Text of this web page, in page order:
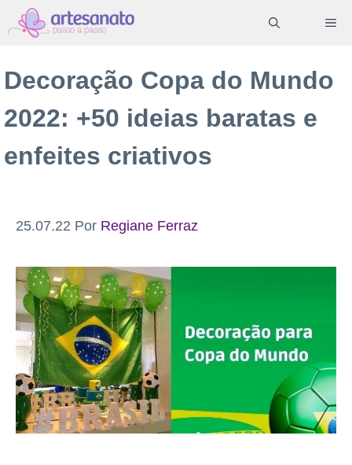
Pular
para
conteúdo
Decoração Copa do Mundo
2022: +50 ideias baratas e
enfeites criativos
25.07.22 Por Regiane Ferraz